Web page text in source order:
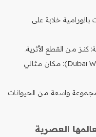
خلابة على
كنز من القطع الأثرية.
القناة المائية في دبي (Dubai Water Canal): مكان مثالي
واسعة من الحيوانات
العصرية